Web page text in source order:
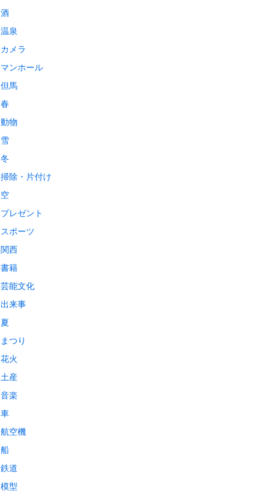
酒
温泉
カメラ
マンホール
但馬
春
動物
雪
冬
掃除・片付け
空
プレゼント
スポーツ
関西
書籍
芸能文化
出来事
夏
まつり
花火
土産
音楽
車
航空機
船
鉄道
模型